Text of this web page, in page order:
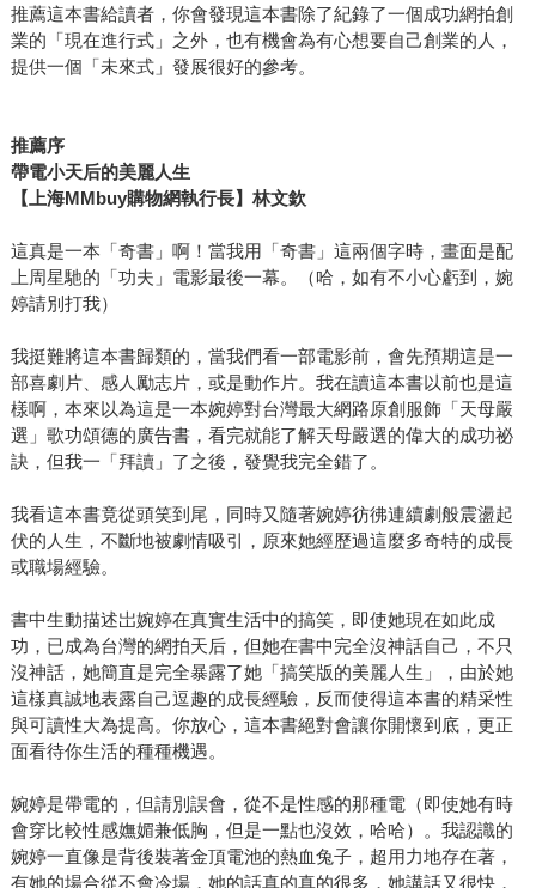
推薦這本書給讀者，你會發現這本書除了紀錄了一個成功網拍創
業的「現在進行式」之外，也有機會為有心想要自己創業的人，
提供一個「未來式」發展很好的參考。
推薦序
帶電小天后的美麗人生
【上海MMbuy購物網執行長】林文欽
這真是一本「奇書」啊！當我用「奇書」這兩個字時，畫面是配
上周星馳的「功夫」電影最後一幕。（哈，如有不小心虧到，婉
婷請別打我）
我挺難將這本書歸類的，當我們看一部電影前，會先預期這是一
部喜劇片、感人勵志片，或是動作片。我在讀這本書以前也是這
樣啊，本來以為這是一本婉婷對台灣最大網路原創服飾「天母嚴
選」歌功頌德的廣告書，看完就能了解天母嚴選的偉大的成功祕
訣，但我一「拜讀」了之後，發覺我完全錯了。
我看這本書竟從頭笑到尾，同時又隨著婉婷彷彿連續劇般震盪起
伏的人生，不斷地被劇情吸引，原來她經歷過這麼多奇特的成長
或職場經驗。
書中生動描述岀婉婷在真實生活中的搞笑，即使她現在如此成
功，已成為台灣的網拍天后，但她在書中完全沒神話自己，不只
沒神話，她簡直是完全暴露了她「搞笑版的美麗人生」，由於她
這樣真誠地表露自己逗趣的成長經驗，反而使得這本書的精采性
與可讀性大為提高。你放心，這本書絕對會讓你開懷到底，更正
面看待你生活的種種機遇。
婉婷是帶電的，但請別誤會，從不是性感的那種電（即使她有時
會穿比較性感嫵媚兼低胸，但是一點也沒效，哈哈）。我認識的
婉婷一直像是背後裝著金頂電池的熱血兔子，超用力地存在著，
有她的場合從不會冷場，她的話真的真的很多，她講話又很快，